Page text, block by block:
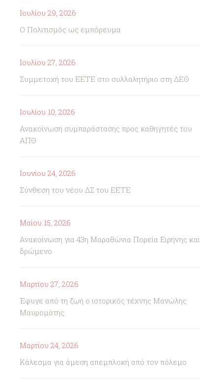
Ιουλίου 29, 2026
Ο Πολιτισμός ως εμπόρευμα
Ιουλίου 27, 2026
Συμμετοχή του ΕΕΤΕ στο συλλαλητήριο στη ΔΕΘ
Ιουλίου 10, 2026
Ανακοίνωση συμπαράστασης προς καθηγητές του
ΑΠΘ
Ιουνίου 24, 2026
Σύνθεση του νέου ΔΣ του ΕΕΤΕ
Μαΐου 15, 2026
Ανακοίνωση για 43η Μαραθώνια Πορεία Ειρήνης και
δρώμενο
Μαρτίου 27, 2026
Έφυγε από τη ζωή ο ιστορικός τέχνης Μανώλης
Μαυρομάτης
Μαρτίου 24, 2026
Κάλεσμα για άμεση απεμπλοκή από τον πόλεμο